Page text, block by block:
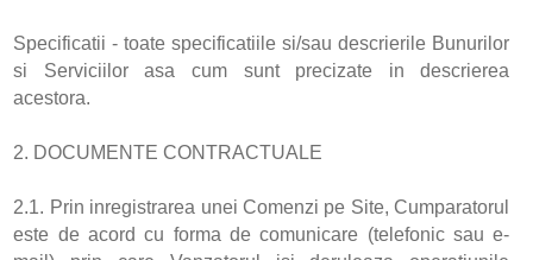
Specificatii - toate specificatiile si/sau descrierile Bunurilor
si Serviciilor asa cum sunt precizate in descrierea
acestora.
2. DOCUMENTE CONTRACTUALE
2.1. Prin inregistrarea unei Comenzi pe Site, Cumparatorul
este de acord cu forma de comunicare (telefonic sau e-